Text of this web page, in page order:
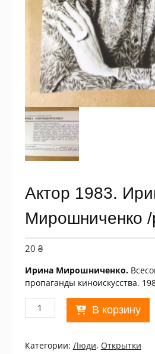
Актор 1983.
Мирошниченко /
20 ₴
Ирина Мирошниченко.
пропаганды киноискусства.
Количество
товара
1983.
В корзину
Категории: Люди, Открытки